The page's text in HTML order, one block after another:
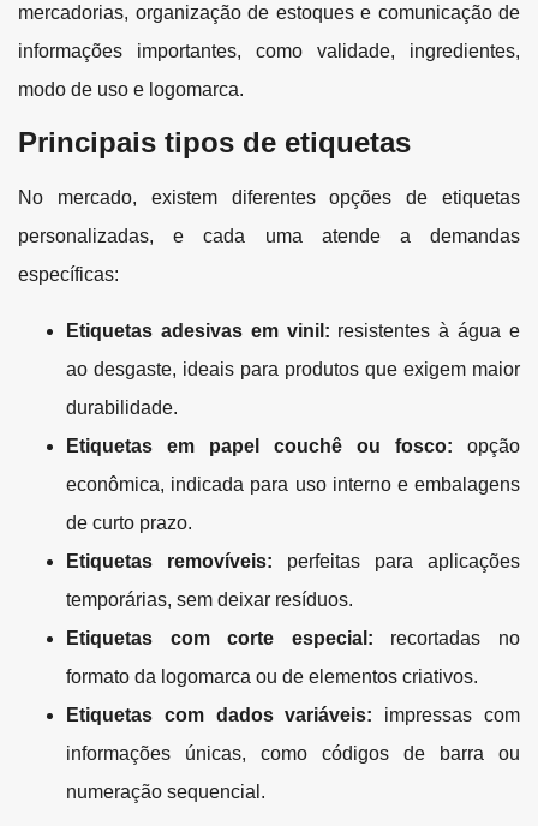
mercadorias, organização de estoques e comunicação de
informações importantes, como validade, ingredientes,
modo de uso e logomarca.
Principais tipos de etiquetas
No mercado, existem diferentes opções de etiquetas
personalizadas, e cada uma atende a demandas
específicas:
Etiquetas adesivas em vinil: resistentes à água e
ao desgaste, ideais para produtos que exigem maior
durabilidade.
Etiquetas em papel couchê ou fosco: opção
econômica, indicada para uso interno e embalagens
de curto prazo.
Etiquetas removíveis: perfeitas para aplicações
temporárias, sem deixar resíduos.
Etiquetas com corte especial: recortadas no
formato da logomarca ou de elementos criativos.
Etiquetas com dados variáveis: impressas com
informações únicas, como códigos de barra ou
numeração sequencial.